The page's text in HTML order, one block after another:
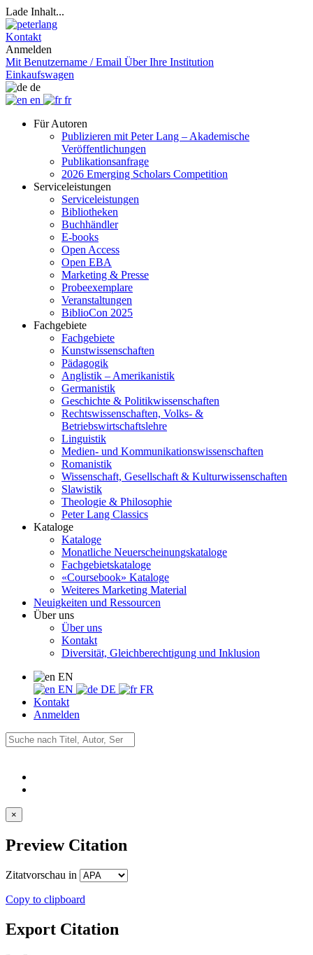
Lade Inhalt...
Kontakt
Anmelden
Mit Benutzername / Email Über Ihre Institution
Einkaufswagen
de
en
fr
Für Autoren
Publizieren mit Peter Lang – Akademische
Veröffentlichungen
Publikationsanfrage
2026 Emerging Scholars Competition
Serviceleistungen
Serviceleistungen
Bibliotheken
Buchhändler
E-books
Open Access
Open EBA
Marketing & Presse
Probeexemplare
Veranstaltungen
BiblioCon 2025
Fachgebiete
Fachgebiete
Kunstwissenschaften
Pädagogik
Anglistik – Amerikanistik
Germanistik
Geschichte & Politikwissenschaften
Rechtswissenschaften, Volks- &
Betriebswirtschaftslehre
Linguistik
Medien- und Kommunikationswissenschaften
Romanistik
Wissenschaft, Gesellschaft & Kulturwissenschaften
Slawistik
Theologie & Philosophie
Peter Lang Classics
Kataloge
Kataloge
Monatliche Neuerscheinungskataloge
Fachgebietskataloge
«Coursebook» Kataloge
Weiteres Marketing Material
Neuigkeiten und Ressourcen
Über uns
Über uns
Kontakt
Diversität, Gleichberechtigung und Inklusion
EN
EN
DE
FR
Kontakt
Anmelden
×
Preview Citation
Zitatvorschau in
Copy to clipboard
Export Citation